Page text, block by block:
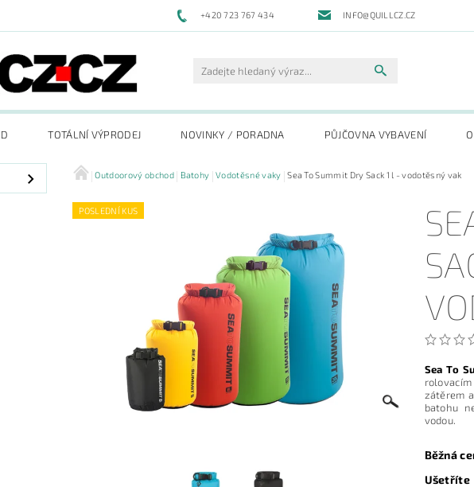
+420 723 767 434 INFO@QUILLCZ.CZ
TOTÁLNÍ VÝPRODEJ NOVINKY / PORADNA PŮJČOVNA VYBAVENÍ
Outdoorový obchod Batohy Vodotěsné vaky Sea To Summit Dry Sack 1 l - vodotěsný vak
POSLEDNÍ KUS
Sea To
zátěrem
batohu
vodou.
Běžná
Ušetříte